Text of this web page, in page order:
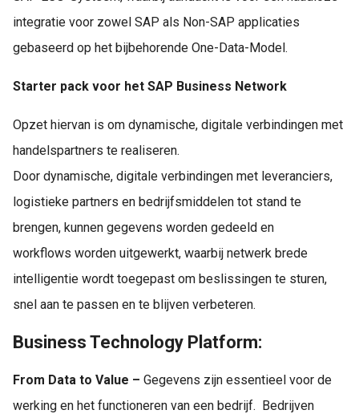
integratie voor zowel SAP als Non-SAP applicaties
gebaseerd op het bijbehorende One-Data-Model.
Starter pack voor het SAP Business Network
Opzet hiervan is om dynamische, digitale verbindingen met
handelspartners te realiseren.
Door dynamische, digitale verbindingen met leveranciers,
logistieke partners en bedrijfsmiddelen tot stand te
brengen, kunnen gegevens worden gedeeld en
workflows worden uitgewerkt, waarbij netwerk brede
intelligentie wordt toegepast om beslissingen te sturen,
snel aan te passen en te blijven verbeteren.
Business Technology Platform:
From Data to Value – Gegevens zijn essentieel voor de
werking en het functioneren van een bedrijf. Bedrijven